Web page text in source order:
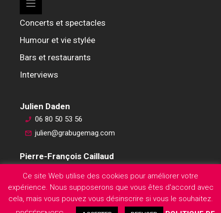
Concerts et spectacles
Humour et vie stylée
Bars et restaurants
Interviews
Julien Daden
06 80 50 53 56
julien@grabugemag.com
Pierre-François Caillaud
pierre-francois@grabugemag.com
Mentions légales
Ce site Web utilise des cookies pour améliorer votre
expérience. Nous supposerons que vous êtes d'accord avec
cela, mais vous pouvez vous désinscrire si vous le souhaitez.